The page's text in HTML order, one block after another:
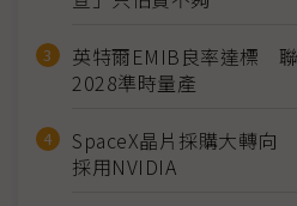
英特爾EMIB良率達標
2028準時量產
SpaceX晶片採購大轉
採用NVIDIA